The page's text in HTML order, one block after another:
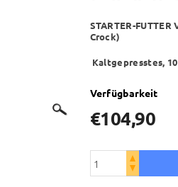
STARTER-FUTTER
Crock)
Kaltgepresstes,
Verfügbarkeit
€104,90